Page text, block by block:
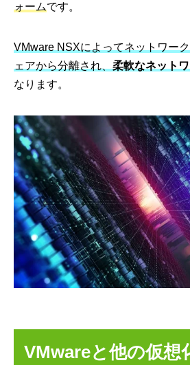
ォームです。
VMware NSXによってネットワー
ェアから分離され、 柔軟なネット
なります。
VMwareと他の仮想